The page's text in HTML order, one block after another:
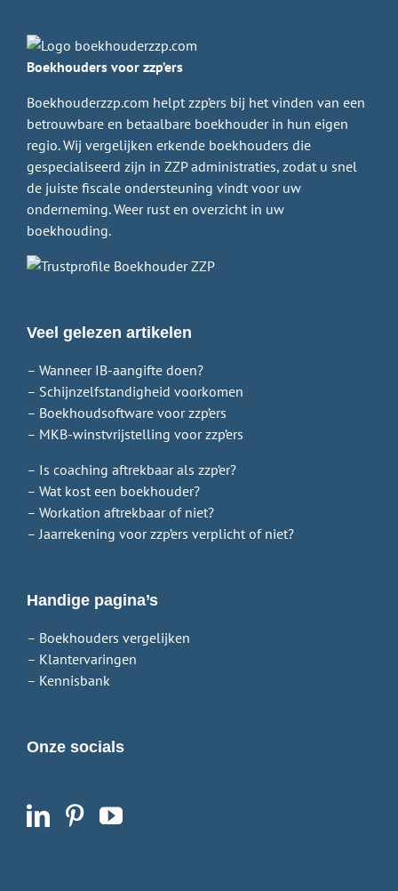
Boekhouders voor zzp’ers
Boekhouderzzp.com helpt zzp’ers bij het vinden van een
betrouwbare en betaalbare boekhouder in hun eigen
regio. Wij vergelijken erkende boekhouders die
gespecialiseerd zijn in ZZP administraties, zodat u snel
de juiste fiscale ondersteuning vindt voor uw
onderneming. Weer rust en overzicht in uw
boekhouding.
Veel gelezen artikelen
– Wanneer IB-aangifte doen?
– Schijnzelfstandigheid voorkomen
– Boekhoudsoftware voor zzp’ers
– MKB-winstvrijstelling voor zzp’ers
– Is coaching aftrekbaar als zzp’er?
– Wat kost een boekhouder?
– Workation aftrekbaar of niet?
– Jaarrekening voor zzp’ers verplicht of niet?
Handige pagina’s
– Boekhouders vergelijken
– Klantervaringen
– Kennisbank
Onze socials